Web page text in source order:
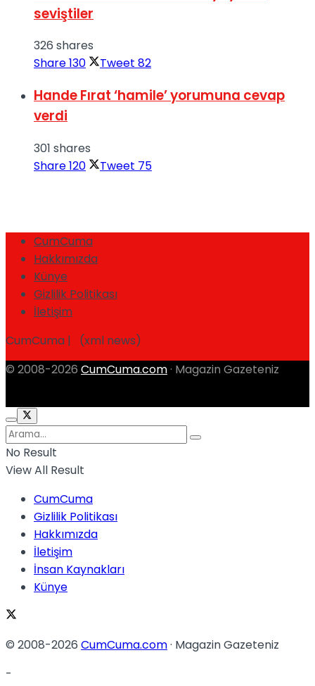
seviştiler
326 shares
Share130 Tweet 82
Hande Fırat ‘hamile’ yorumuna cevap
verdi
301 shares
Share120 Tweet 75
CumCuma
Hakkımızda
Künye
Gizlilik Politikası
İletişim
CumCuma | (xml news)
© 2008-2026 CumCuma.com · Magazin Gazeteniz
No Result
View All Result
CumCuma
Gizlilik Politikası
Hakkımızda
İletişim
İnsan Kaynakları
Künye
© 2008-2026 CumCuma.com· Magazin Gazeteniz
-